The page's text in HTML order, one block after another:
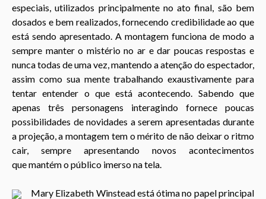
especiais, utilizados principalmente no ato final, são bem
dosados e bem realizados, fornecendo credibilidade ao que
está sendo apresentado. A montagem funciona de modo a
sempre manter o mistério no ar e dar poucas respostas e
nunca todas de uma vez, mantendo a atenção do espectador,
assim como sua mente trabalhando exaustivamente para
tentar entender o que está acontecendo. Sabendo que
apenas três personagens interagindo fornece poucas
possibilidades de novidades a serem apresentadas durante
a projeção, a montagem tem o mérito de não deixar o ritmo
cair, sempre apresentando novos acontecimentos
que mantém o público imerso na tela.
Mary Elizabeth Winstead está ótima no papel principal